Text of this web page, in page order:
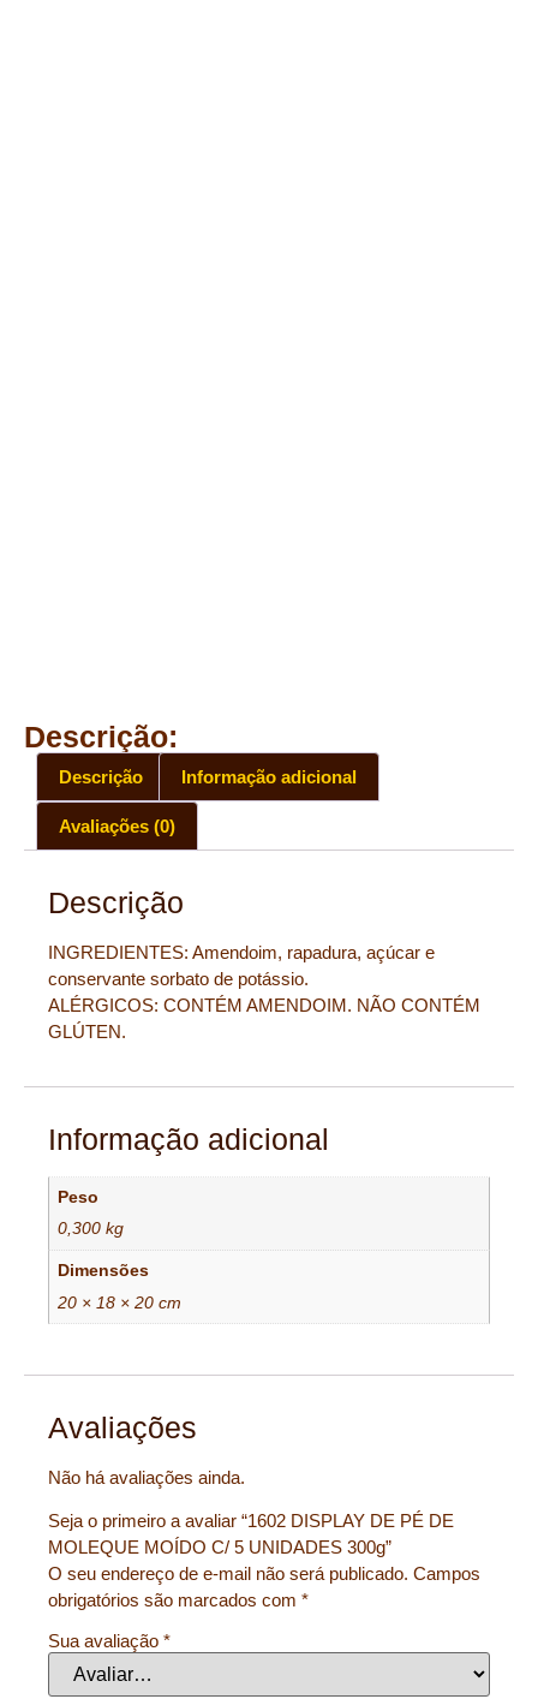
Descrição:
Descrição Informação adicional
Avaliações (0)
Descrição
INGREDIENTES: Amendoim, rapadura, açúcar e
conservante sorbato de potássio.
ALÉRGICOS: CONTÉM AMENDOIM. NÃO CONTÉM
GLÚTEN.
Informação adicional
Peso
0,300 kg
Dimensões
20 × 18 × 20 cm
Avaliações
Não há avaliações ainda.
Seja o primeiro a avaliar “1602 DISPLAY DE PÉ DE
MOLEQUE MOÍDO C/ 5 UNIDADES 300g”
O seu endereço de e-mail não será publicado. Campos
obrigatórios são marcados com *
Sua avaliação *